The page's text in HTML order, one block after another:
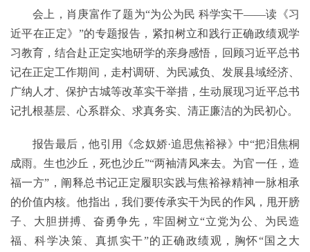
会上，肖庚富作了题为“为公为民 科学实干——读《习
近平在正定》”的专题报告，紧扣树立和践行正确政绩观学
习教育，结合赴正定实地研学的亲身感悟，回顾习近平总书
记在正定工作期间，走村调研、为民减负、发展县域经济、
广纳人才、保护古城等改革实干举措，生动展现习近平总书
记扎根基层、心系群众、求真务实、清正廉洁的为民初心。
报告最后，他引用《念奴娇·追思焦裕禄》中“把泪焦桐
成雨。生也沙丘，死也沙丘”“两袖清风来去。为官一任，造
福一方”，阐释总书记正定履职实践与焦裕禄精神一脉相承
的价值内核。他指出，我们要传承实干为民的作风，甩开膀
子、大胆拼搏、奋勇争先，牢固树立“立党为公、为民造
福、科学决策、真抓实干”的正确政绩观，胸怀“国之大